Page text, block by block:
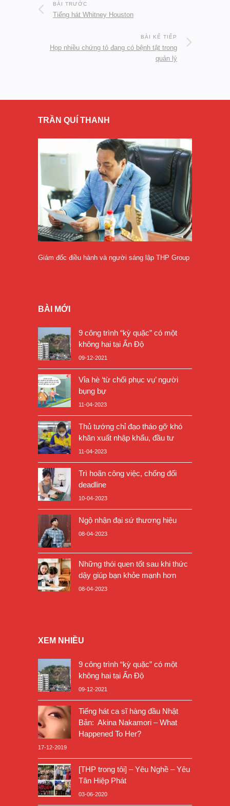
BÀI TRƯỚC
Tiếng hát Whitney Houston
BÀI KẾ TIẾP
Họp nhiều chứng tỏ đang có bệnh tật trong
quản lý
TRẦN QUÍ THANH
Giám đốc điều hành và người sáng lập THP Group
BÀI MỚI
9 công trình “kỳ quặc” có một
không hai tại Ấn Độ
09-12-2021
Vỉa hè ‘từ chối phục vụ’ người
bụng bự
11-04-2023
Thủ tướng chỉ đạo tháo gỡ khó
khăn xuất nhập khẩu, đầu tư
11-04-2023
Trì hoãn công việc, chống đối
deadline
10-04-2023
Ngộ nhận đại sứ thương hiệu
08-04-2023
Những thói quen tốt sau khi thức
dậy giúp bạn khỏe mạnh hơn
08-04-2023
XEM NHIỀU
9 công trình “kỳ quặc” có một
không hai tại Ấn Độ
09-12-2021
Tiếng hát ca sĩ hàng đầu Nhật
Bản: Akina Nakamori – What
Happened To Her?
17-12-2019
[THP trong tôi] – Yêu Nghề – Yêu
Tân Hiệp Phát
03-06-2020